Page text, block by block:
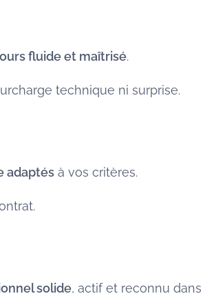
fluide et maîtrisé.
technique ni surprise.
adaptésà vos critères.
solide, actif et reconnu